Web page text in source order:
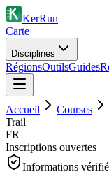
KerRun
Carte
Disciplines
RégionsOutilsGuides
Accueil Courses
Trail
FR
Inscriptions ouvertes
Informations